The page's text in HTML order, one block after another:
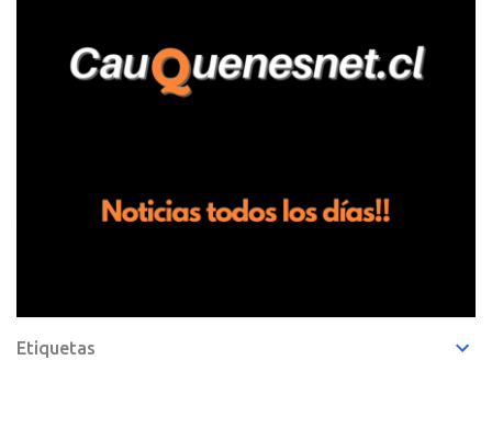
trabajadores, el edil descendió del vehículo y, en medio de la
confrontación, la habría tomado de los hombros, empujado al
suelo y agredido con golpes de pies y manos, mientr...
Etiquetas